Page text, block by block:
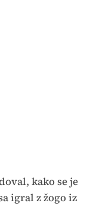
kako se je
igral z žogo iz